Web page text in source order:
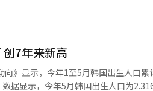
7年来新高
》显示，今年1至5月韩国出生人口